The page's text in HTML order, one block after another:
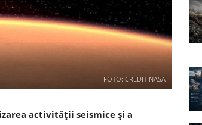
FOTO: CREDIT NASA
activităţii seismice şi a